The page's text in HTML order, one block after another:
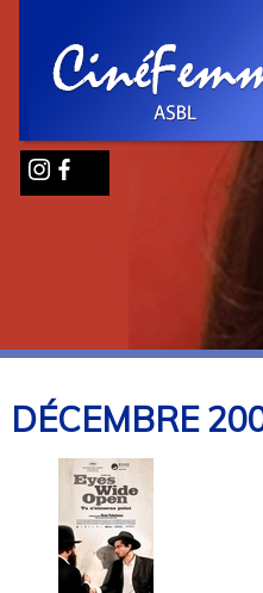
DÉCEMBRE